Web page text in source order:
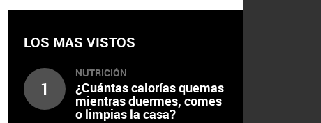
LOS MAS VISTOS
1
NUTRICIÓN
¿Cuántas calorías quemas
mientras duermes, comes
o limpias la casa?